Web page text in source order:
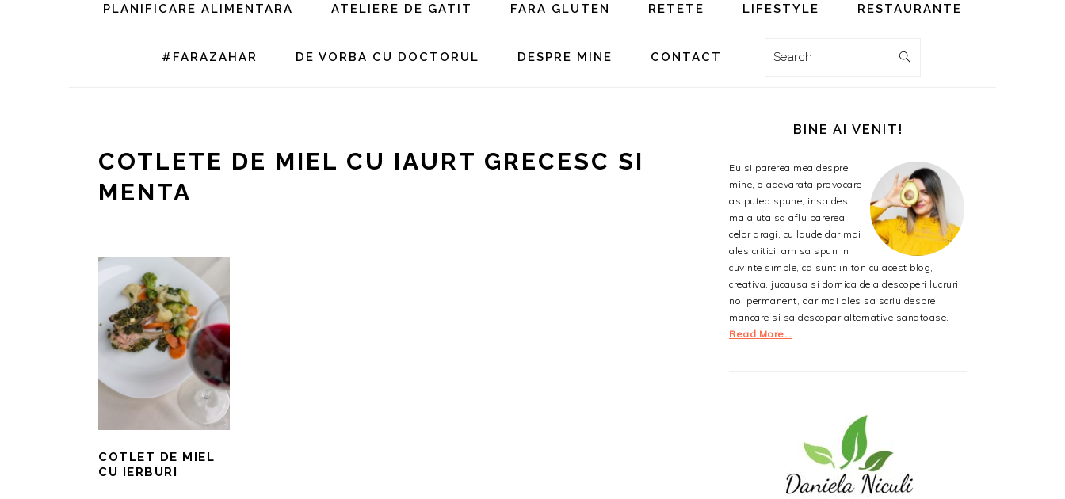
PLANIFICARE ALIMENTARA ATELIERE DE GATIT FARA GLUTEN RETETE LIFESTYLE RESTAURANTE
#FARAZAHAR DE VORBA CU DOCTORUL DESPRE MINE CONTACT Search
COTLETE DE MIEL CU IAURT GRECESC SI
MENTA
COTLET DE MIEL
CU IERBURI
PRINCIPALĂBINE AI VENIT!
Eu si parerea mea despre
mine, o adevarata provocare
as putea spune, insa desi
ma ajuta sa aflu parerea
celor dragi, cu laude dar mai
ales critici, am sa spun in
cuvinte simple, ca sunt in ton cu acest blog,
creativa, jucausa si dornica de a descoperi lucruri
noi permanent, dar mai ales sa scriu despre
mancare si sa descopar alternative sanatoase.
Read More…